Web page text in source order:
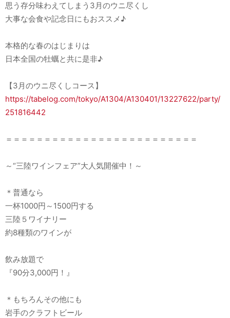
思う存分味わえてしまう3月のウニ尽くし
大事な会食や記念日にもおススメ♪
本格的な春のはじまりは
日本全国の牡蠣と共に是非♪
【3月のウニ尽くしコース】
https://tabelog.com/tokyo/A1304/A130401/13227622/party/
251816442
＝＝＝＝＝＝＝＝＝＝＝＝＝＝＝＝＝＝＝＝＝＝＝＝＝
～“三陸ワインフェア”大人気開催中！～
＊普通なら
一杯1000円～1500円する
三陸５ワイナリー
約8種類のワインが
飲み放題で
『90分3,000円！』
＊もちろんその他にも
岩手のクラフトビール